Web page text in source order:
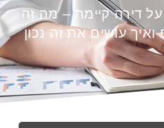
דירה קיימת – מה זה
עושים את זה נכון